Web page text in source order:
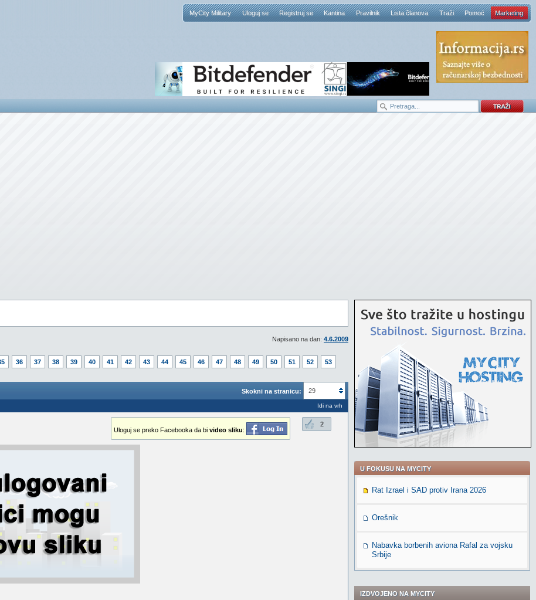
MyCity Military Uloguj se Registruj se Kantina Pravilnik Lista članova Traži Pomoć Marketing
Napisano na dan: 4.6.2009
36 37 38 39 40 41 42 43 44 45 46 47 48 49 50 51 52
53
Skokni na stranicu: 29
Idi na vrh
2
Uloguj se preko Facebooka da bi video sliku:
U FOKUSU NA MYCITY
Rat Izrael i SAD protiv Irana 2026
Orešnik
Nabavka borbenih aviona Rafal za vojsku
Srbije
IZDVOJENO NA MYCITY